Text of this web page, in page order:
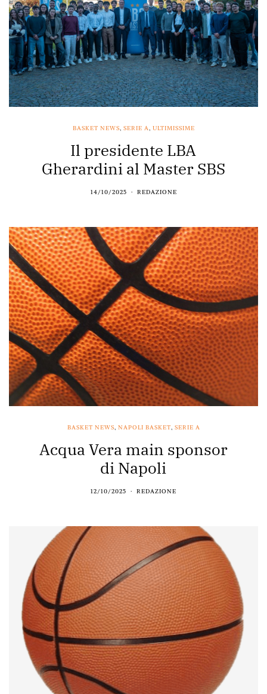
BASKET NEWS SERIE A ULTIMISSIME
Il presidente LBA
Gherardini al Master SBS
14/10/2025 REDAZIONE
BASKET NEWS NAPOLI BASKET SERIE A
Acqua Vera main sponsor
di Napoli
12/10/2025 REDAZIONE